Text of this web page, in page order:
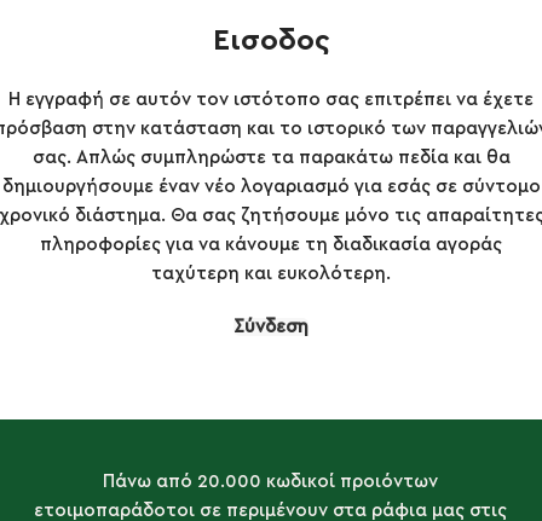
Εισοδος
Η εγγραφή σε αυτόν τον ιστότοπο σας επιτρέπει να έχετε
στην κατάσταση και το ιστορικό των
σας. Απλώς συμπληρώστε τα παρακάτω πεδία και θα
δημιουργήσουμε έναν νέο λογαριασμό για εσάς σε σύντομο
διάστημα. Θα σας ζητήσουμε μόνο τις
πληροφορίες για να κάνουμε τη διαδικασία αγοράς
ταχύτερη και ευκολότερη.
Σύνδεση
Πάνω από 20.000 κωδικοί προιόντων
ετοιμοπαράδοτοι σε περιμένουν στα ράφια μας στις